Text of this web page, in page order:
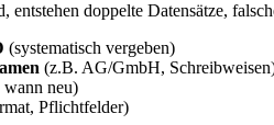
entstehen doppelte Datensätze,
(systematisch vergeben)
(z.B. AG/GmbH,
wann neu)
Pflichtfelder)